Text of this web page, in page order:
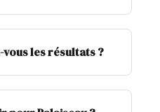
les résultats ?